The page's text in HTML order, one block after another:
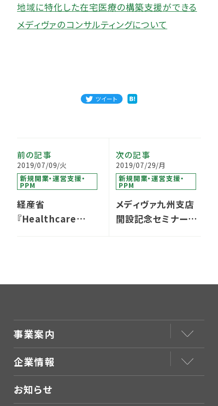
地域に特化した在宅医療の構築支援ができる
メディヴァのコンサルティングについて
ツイート
前の記事
2019/07/09/火
新規開業・運営支援・
PPM
経産省
『Healthcare
次の記事
2019/07/29/月
新規開業・運営支援・
PPM
メディヴァ九州支店
開設記念セミナーの
事業案内
企業情報
お知らせ